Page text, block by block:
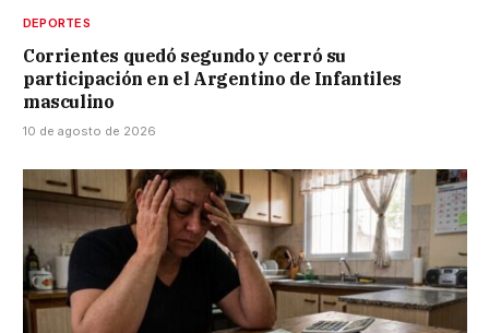
DEPORTES
Corrientes quedó segundo y cerró su
participación en el Argentino de Infantiles
masculino
10 de agosto de 2026